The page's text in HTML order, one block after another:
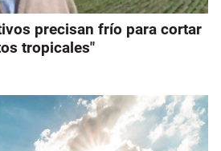
precisan frío para cortar
tropicales"